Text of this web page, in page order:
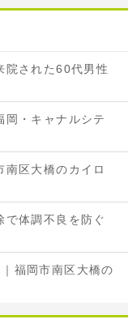
院された60代男性
・キャナルシテ
区大橋のカイロ
で体調不良を防ぐ
福岡市南区大橋の